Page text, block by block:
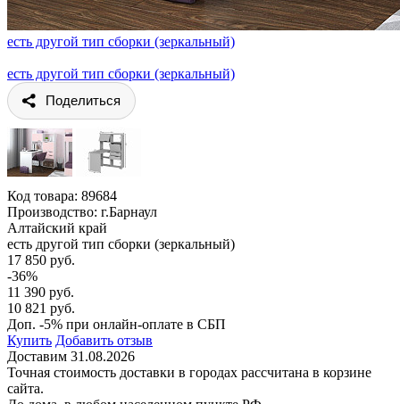
есть другой тип сборки (зеркальный)
есть другой тип сборки (зеркальный)
Поделиться
Код товара: 89684
Производство: г.Барнаул
Алтайский край
есть другой тип сборки (зеркальный)
17 850 руб.
-36%
11 390 руб.
10 821 руб.
Доп. -5% при онлайн-оплате в СБП
Купить Добавить отзыв
Доставим 31.08.2026
Точная стоимость доставки в городах рассчитана в корзине
сайта.